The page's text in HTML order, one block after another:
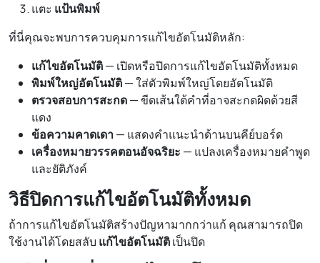
แตะ แป้นพิมพ์
ที่นี่คุณจะพบการควบคุมการแก้ไขอัตโนมัติหลัก:
แก้ไขอัตโนมัติ— เปิดหรือปิดการแก้ไขอัตโนมัติทั้งหมด
พิมพ์ใหญ่อัตโนมัติ— ใส่ตัวพิมพ์ใหญ่โดยอัตโนมัติ
ตรวจสอบการสะกด— ขีดเส้นใต้คำที่อาจสะกดผิดด้วยสี
แดง
ข้อความคาดเดา— แสดงคำแนะนำด้านบนคีย์บอร์ด
เครื่องหมายวรรคตอนอัจฉริยะ — แปลงเครื่องหมายคำพูด
และยัติภังค์
วิธีปิดการแก้ไขอัตโนมัติทั้งหมด
ถ้าการแก้ไขอัตโนมัติสร้างปัญหามากกว่าแก้ คุณสามารถปิด
ใช้งานได้โดยสลับ แก้ไขอัตโนมัติเป็นปิด